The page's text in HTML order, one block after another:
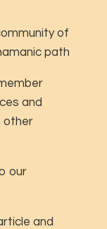
of
path
and
other
our
and